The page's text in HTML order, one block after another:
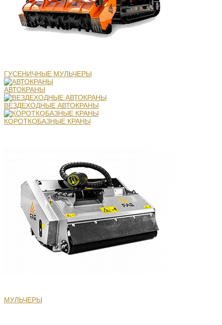
ГУСЕНИЧНЫЕ МУЛЬЧЕРЫ
АВТОКРАНЫ
ВЕЗДЕХОДНЫЕ АВТОКРАНЫ
КОРОТКОБАЗНЫЕ КРАНЫ
МУЛЬЧЕРЫ